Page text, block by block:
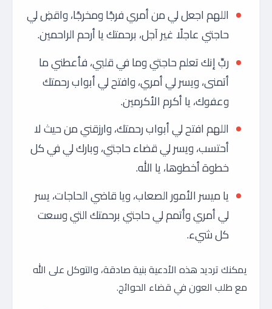
اللهم اجعل لي من أمري فرجًا ومخرجًا، واقضِ لي
حاجتي عاجلًا غير آجل، برحمتك يا أرحم الراحمين.
ربِّ إنك تعلم حاجتي وما في قلبي، فأعطني ما
أتمنى، ويسر لي أمري، وافتح لي أبواب رحمتك
وعفوك، يا أكرم الأكرمين.
اللهم افتح لي أبواب رحمتك، وارزقني من حيث لا
أحتسب، ويسر لي قضاء حاجتي، وبارك لي في كل
خطوة أخطوها، يا الله.
يا ميسر الأمور الصعاب، ويا قاضي الحاجات، يسر
لي أمري وأتمم لي حاجتي برحمتك التي وسعت
كل شيء.
يمكنك ترديد هذه الأدعية بنية صادقة، والتوكل على الله
مع طلب العون في قضاء الحوائج.